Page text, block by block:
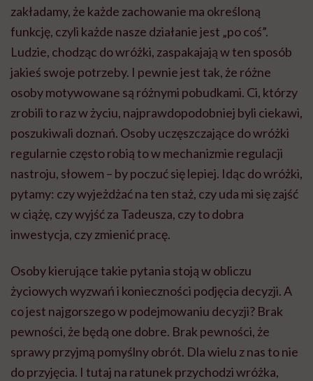
zakładamy, że każde zachowanie ma określoną
funkcję, czyli każde nasze działanie jest „po coś”.
Ludzie, chodząc do wróżki, zaspakajają w ten sposób
jakieś swoje potrzeby. I pewnie jest tak, że różne
osoby motywowane są różnymi pobudkami. Ci, którzy
zrobili to raz w życiu, najprawdopodobniej byli ciekawi,
poszukiwali doznań. Osoby uczęszczające do wróżki
regularnie często robią to w mechanizmie regulacji
nastroju, słowem – by poczuć się lepiej. Idąc do wróżki,
pytamy: czy wyjeżdżać na ten staż, czy uda mi się zajść
w ciążę, czy wyjść za Tadeusza, czy to dobra
inwestycja, czy zmienić pracę.
Osoby kierujące takie pytania stoją w obliczu
życiowych wyzwań i konieczności podjęcia decyzji. A
co jest najgorszego w podejmowaniu decyzji? Brak
pewności, że będą one dobre. Brak pewności, że
sprawy przyjmą pomyślny obrót. Dla wielu z nas to nie
do przyjęcia. I tutaj na ratunek przychodzi wróżka,